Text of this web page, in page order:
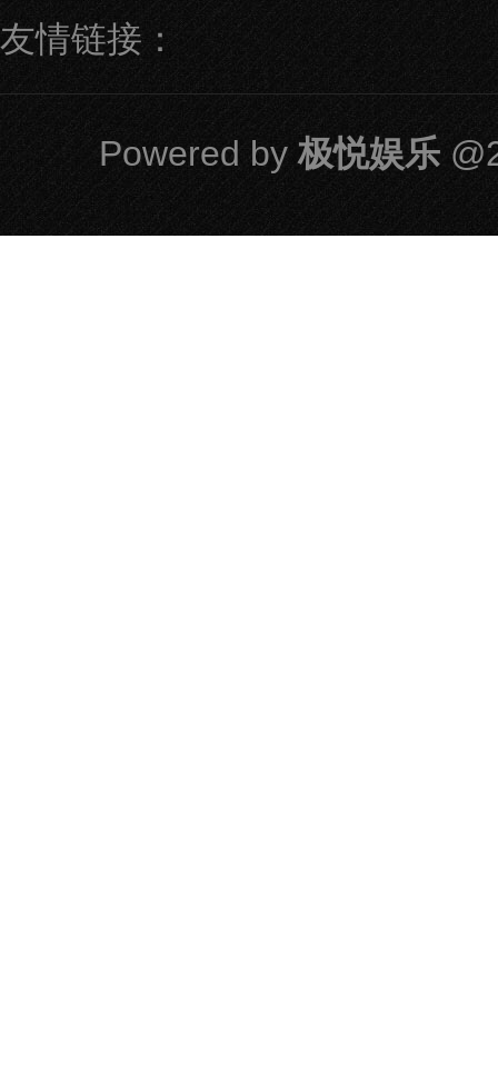
友情链接：
Powered by极悦娱乐